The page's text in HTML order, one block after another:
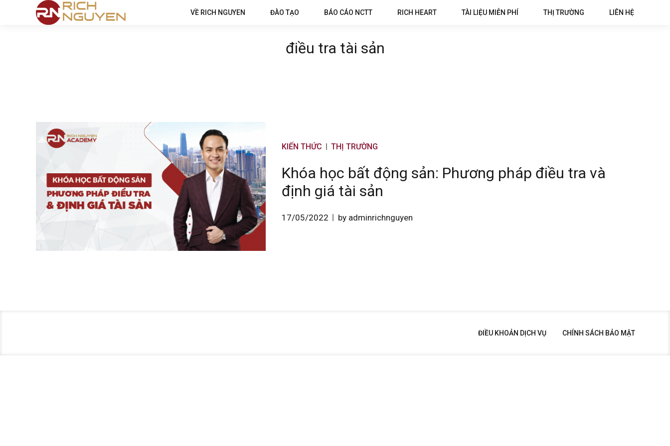
VỀ RICH NGUYEN ĐÀO TẠO BÁO CÁO NCTT RICH HEART TÀI LIỆU MIỄN PHÍ THỊ TRƯỜNG LIÊN HỆ
điều tra tài sản
KIẾN THỨC THỊ TRƯỜNG
Khóa học bất động sản: Phương pháp điều tra và
định giá tài sản
17/05/2022 by adminrichnguyen
ĐIỀU KHOẢN DỊCH VỤ CHÍNH SÁCH BẢO MẬT